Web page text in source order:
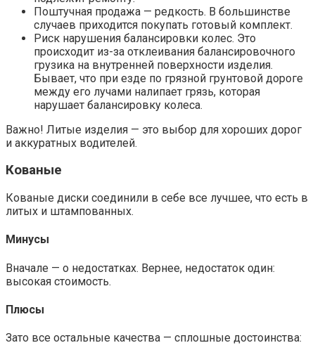
Поштучная продажа — редкость. В большинстве
случаев приходится покупать готовый комплект.
Риск нарушения балансировки колес. Это
происходит из-за отклеивания балансировочного
грузика на внутренней поверхности изделия.
Бывает, что при езде по грязной грунтовой дороге
между его лучами налипает грязь, которая
нарушает балансировку колеса.
Важно! Литые изделия — это выбор для хороших дорог
и аккуратных водителей.
Кованые
Кованые диски соединили в себе все лучшее, что есть в
литых и штампованных.
Минусы
Вначале — о недостатках. Вернее, недостаток один:
высокая стоимость.
Плюсы
Зато все остальные качества — сплошные достоинства: